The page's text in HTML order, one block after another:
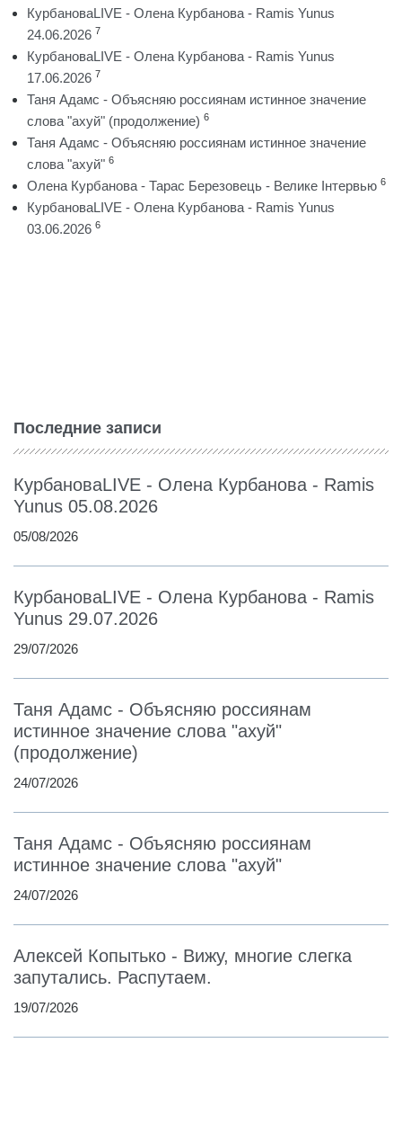
КурбановаLIVE - Олена Курбанова - Ramis Yunus
24.06.2026 7
КурбановаLIVE - Олена Курбанова - Ramis Yunus
17.06.2026 7
Таня Адамс - Объясняю россиянам истинное значение
слова "ахуй" (продолжение) 6
Таня Адамс - Объясняю россиянам истинное значение
слова "ахуй" 6
Олена Курбанова - Тарас Березовець - Велике Інтервью 6
КурбановаLIVE - Олена Курбанова - Ramis Yunus
03.06.2026 6
Последние записи
КурбановаLIVE - Олена Курбанова - Ramis
Yunus 05.08.2026
05/08/2026
КурбановаLIVE - Олена Курбанова - Ramis
Yunus 29.07.2026
29/07/2026
Таня Адамс - Объясняю россиянам
истинное значение слова "ахуй"
(продолжение)
24/07/2026
Таня Адамс - Объясняю россиянам
истинное значение слова "ахуй"
24/07/2026
Алексей Копытько - Вижу, многие слегка
запутались. Распутаем.
19/07/2026